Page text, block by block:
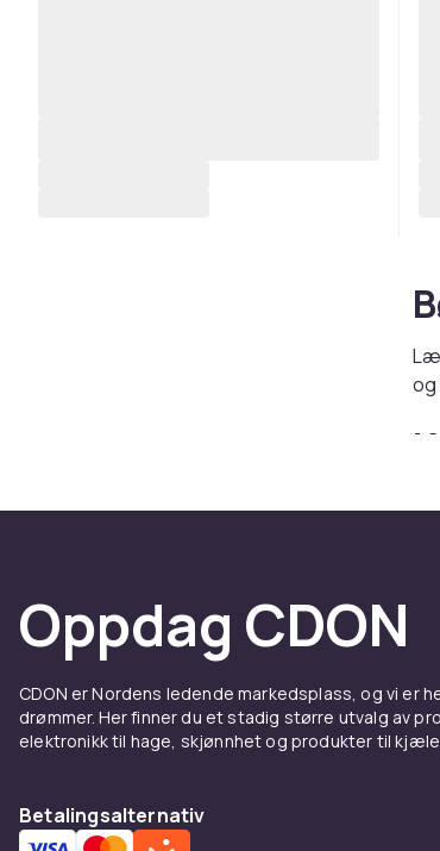
og
Oppdag CDON
CDON er Nordens ledende markedsplass, og vi er
drømmer. Her finner du et stadig større utvalg av
elektronikk til hage, skjønnhet og produkter til
Betalingsalternativ